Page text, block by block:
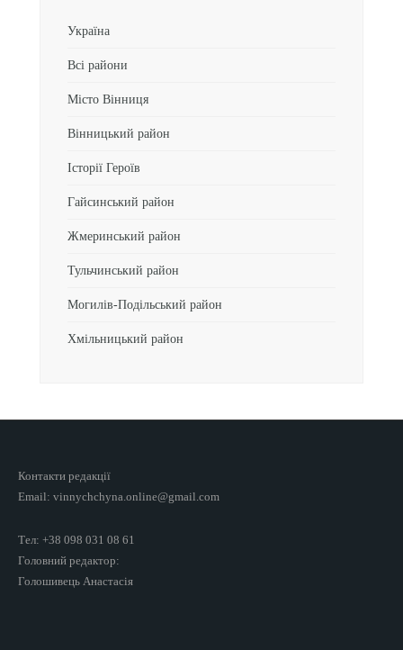
Україна
Всі райони
Місто Вінниця
Вінницький район
Історії Героїв
Гайсинський район
Жмеринський район
Тульчинський район
Могилів-Подільський район
Хмільницький район
Контакти редакції
Email: vinnychchyna.online@gmail.com
Тел: +38 098 031 08 61
Головний редактор:
Голошивець Анастасія